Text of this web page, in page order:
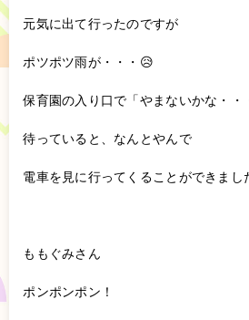
元気に出て行ったのですが
ポツポツ雨が・・・😥
保育園の入り口で「やまないかな・・
待っていると、なんとやんで
電車を見に行ってくることができまし
ももぐみさん
ポンポンポン！